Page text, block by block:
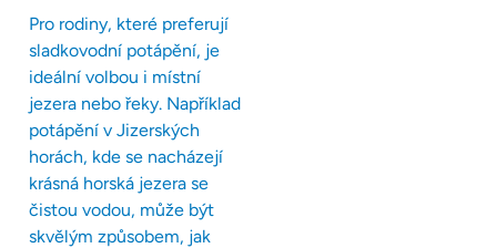
Pro rodiny, které preferují
sladkovodní potápění, je
ideální volbou i místní
jezera nebo řeky. Například
potápění v Jizerských
horách, kde se nacházejí
krásná horská jezera se
čistou vodou, může být
skvělým způsobem, jak